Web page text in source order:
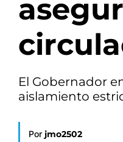
El Gobernador
aislamiento
Por jmo2502